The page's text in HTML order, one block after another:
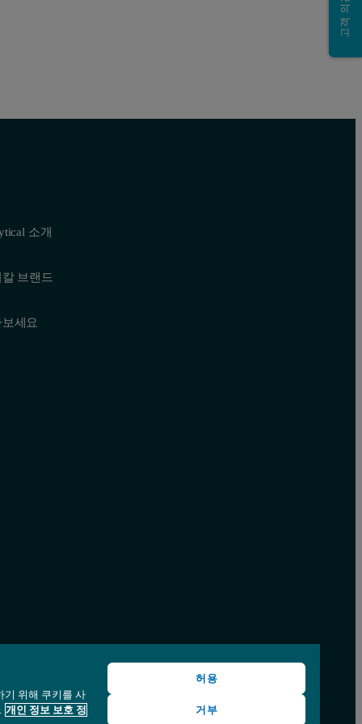
소개
브랜드
세요
기 위해 쿠키를 사
개인 정보 보호 정
허용
거부